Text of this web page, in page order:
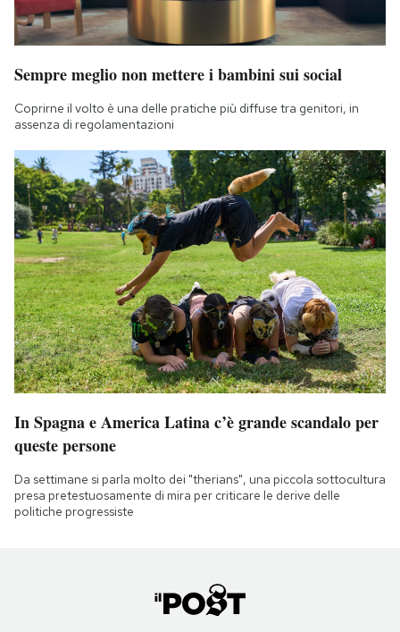
Sempre meglio non mettere i bambini sui social
Coprirne il volto è una delle pratiche più diffuse tra genitori, in
assenza di regolamentazioni
In Spagna e America Latina c’è grande scandalo per
queste persone
Da settimane si parla molto dei "therians", una piccola sottocultura
presa pretestuosamente di mira per criticare le derive delle
politiche progressiste